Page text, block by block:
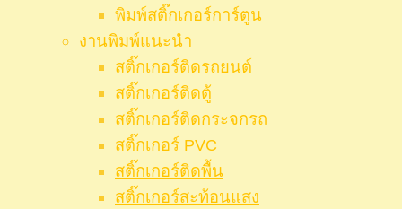
พิมพ์สติ๊กเกอร์การ์ตูน
งานพิมพ์แนะนำ
สติ๊กเกอร์ติดรถยนต์
สติ๊กเกอร์ติดตู้
สติ๊กเกอร์ติดกระจกรถ
สติ๊กเกอร์ PVC
สติ๊กเกอร์ติดพื้น
สติ๊กเกอร์สะท้อนแสง